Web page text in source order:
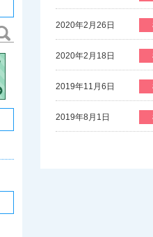
2020年2月26日
2020年2月18日
2019年11月6日
2019年8月1日